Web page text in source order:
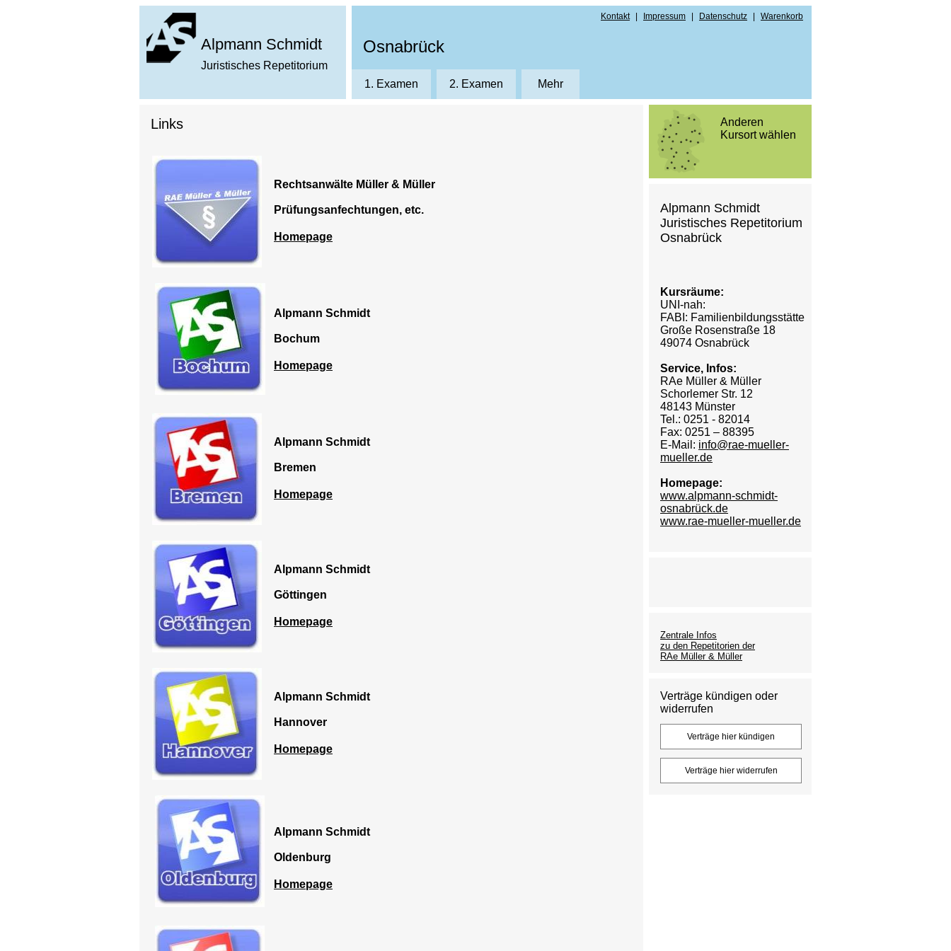
Alpmann Schmidt
Juristisches Repetitorium
Kontakt Impressum Datenschutz Warenkorb
Osnabrück
1. Examen
Anmeldung/Kursinfos anfordern
2. Examen Mehr
Links
Rechtsanwälte Müller & Müller
Prüfungsanfechtungen, etc.
Homepage
Alpmann Schmidt
Bochum
Homepage
Alpmann Schmidt
Bremen
Homepage
Alpmann Schmidt
Göttingen
Homepage
Alpmann Schmidt
Hannover
Homepage
Alpmann Schmidt
Oldenburg
Homepage
Anderen
Kursort wählen
Alpmann Schmidt
Juristisches Repetitorium
Osnabrück
Kursräume:
UNI-nah:
FABI: Familienbildungsstätte
Große Rosenstraße 18
49074 Osnabrück
Service, Infos:
RAe Müller & Müller
Schorlemer Str. 12
48143 Münster
Tel.: 0251 - 82014
Fax: 0251 – 88395
E-Mail: info@rae-mueller-
mueller.de
Homepage:
www.alpmann-schmidt-
osnabrück.de
www.rae-mueller-mueller.de
Zentrale Infos
zu den Repetitorien der
RAe Müller & Müller
Verträge kündigen oder
widerrufen